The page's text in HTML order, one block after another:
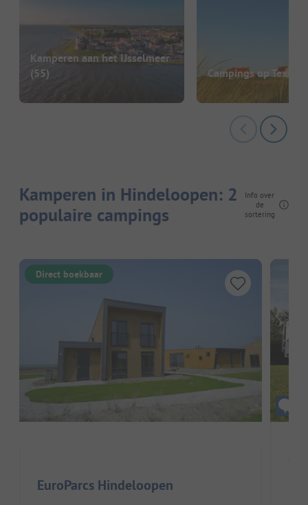
Kamperen aan het IJsselmeer
(55)
Campings op Texel
Kamperen in Hindeloopen: 2
populaire campings
Info over
de
sortering
Direct boekbaar
EuroParcs Hindeloopen